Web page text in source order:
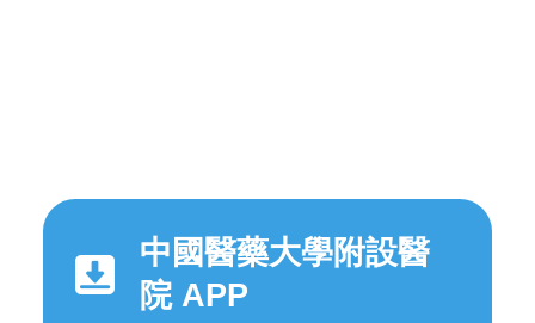
中國醫藥大學附設醫
院 APP